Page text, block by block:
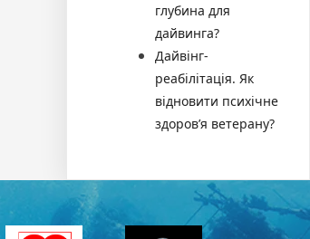
глубина для
дайвинга?
Дайвінг-
реабілітація. Як
відновити психічне
здоров’я ветерану?